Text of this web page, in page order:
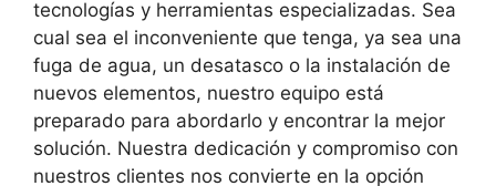
tecnologías y herramientas especializadas. Sea
cual sea el inconveniente que tenga, ya sea una
fuga de agua, un desatasco o la instalación de
nuevos elementos, nuestro equipo está
preparado para abordarlo y encontrar la mejor
solución. Nuestra dedicación y compromiso con
nuestros clientes nos convierte en la opción